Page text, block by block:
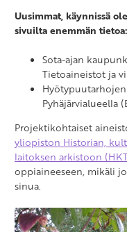
Uusimmat, käynnissä
sivuilta enemmän tietoa:
Sota-ajan
Tietoaineistot ja
Pyhäjärvialueella
Projektikohtaiset
yliopiston Historian,
laitoksen arkistoon
oppiaineeseen, mikäli
sinua.